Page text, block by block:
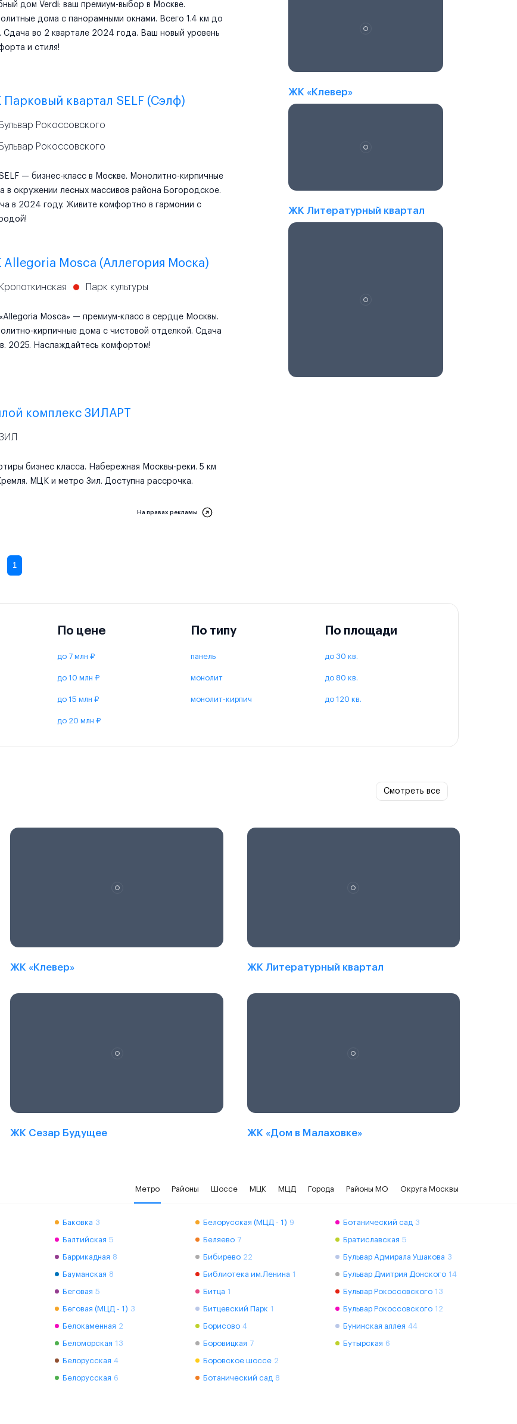
дом Verdi: ваш премиум-выбор в Москве.
дома с панорамными окнами. Всего 1.4 км до
Сдача во 2 квартале 2024 года. Ваш новый уровень
и стиля!
квартал SELF (Сэлф)
Бульвар Рокоссовского
Бульвар Рокоссовского
— бизнес-класс в Москве. Монолитно-кирпичные
в окружении лесных массивов района Богородское.
в 2024 году. Живите комфортно в гармонии с
Mosca (Аллегория Моска)
Кропоткинская Парк культуры
Mosca» — премиум-класс в сердце Москвы.
кирпичные дома с чистовой отделкой. Сдача
2025. Наслаждайтесь комфортом!
комплекс ЗИЛАРТ
бизнес класса. Набережная Москвы-реки. 5 км
МЦК и метро Зил. Доступна рассрочка.
На правах рекламы
1
ЖК «Клевер»
ЖК Литературный квартал
По цене
до 7 млн ₽
до 10 млн ₽
до 15 млн ₽
до 20 млн ₽
По типу
панель
монолит
монолит-кирпич
По площади
до 30 кв.
до 80 кв.
до 120 кв.
Смотреть все
ЖК «Клевер» ЖК Литературный квартал
ЖК Сезар Будущее ЖК «Дом в Малаховке»
Метро Районы Шоссе МЦК МЦД Города Районы МО Округа Москвы
Баковка 3
Балтийская 5
Баррикадная 8
Бауманская 8
Беговая 5
Беговая (МЦД - 1) 3
Белокаменная 2
Беломорская 13
Белорусская 4
Белорусская 6
Белорусская (МЦД - 1) 9
Беляево 7
Бибирево 22
Библиотека им.Ленина 1
Битца 1
Битцевский Парк 1
Борисово 4
Боровицкая 7
Боровское шоссе 2
Ботанический сад 8
Ботанический сад 3
Братиславская 5
Бульвар Адмирала Ушакова 3
Бульвар Дмитрия Донского 14
Бульвар Рокоссовского 13
Бульвар Рокоссовского 12
Бунинская аллея 44
Бутырская 6